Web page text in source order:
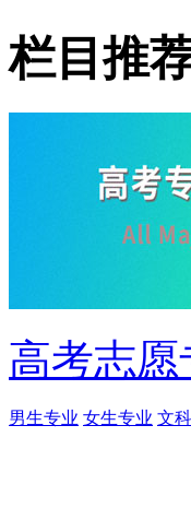
栏目推
高考志愿
男生专业 女生专业 文